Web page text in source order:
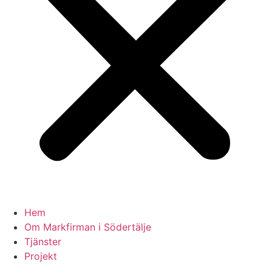
Hem
Om Markfirman i Södertälje
Tjänster
Projekt